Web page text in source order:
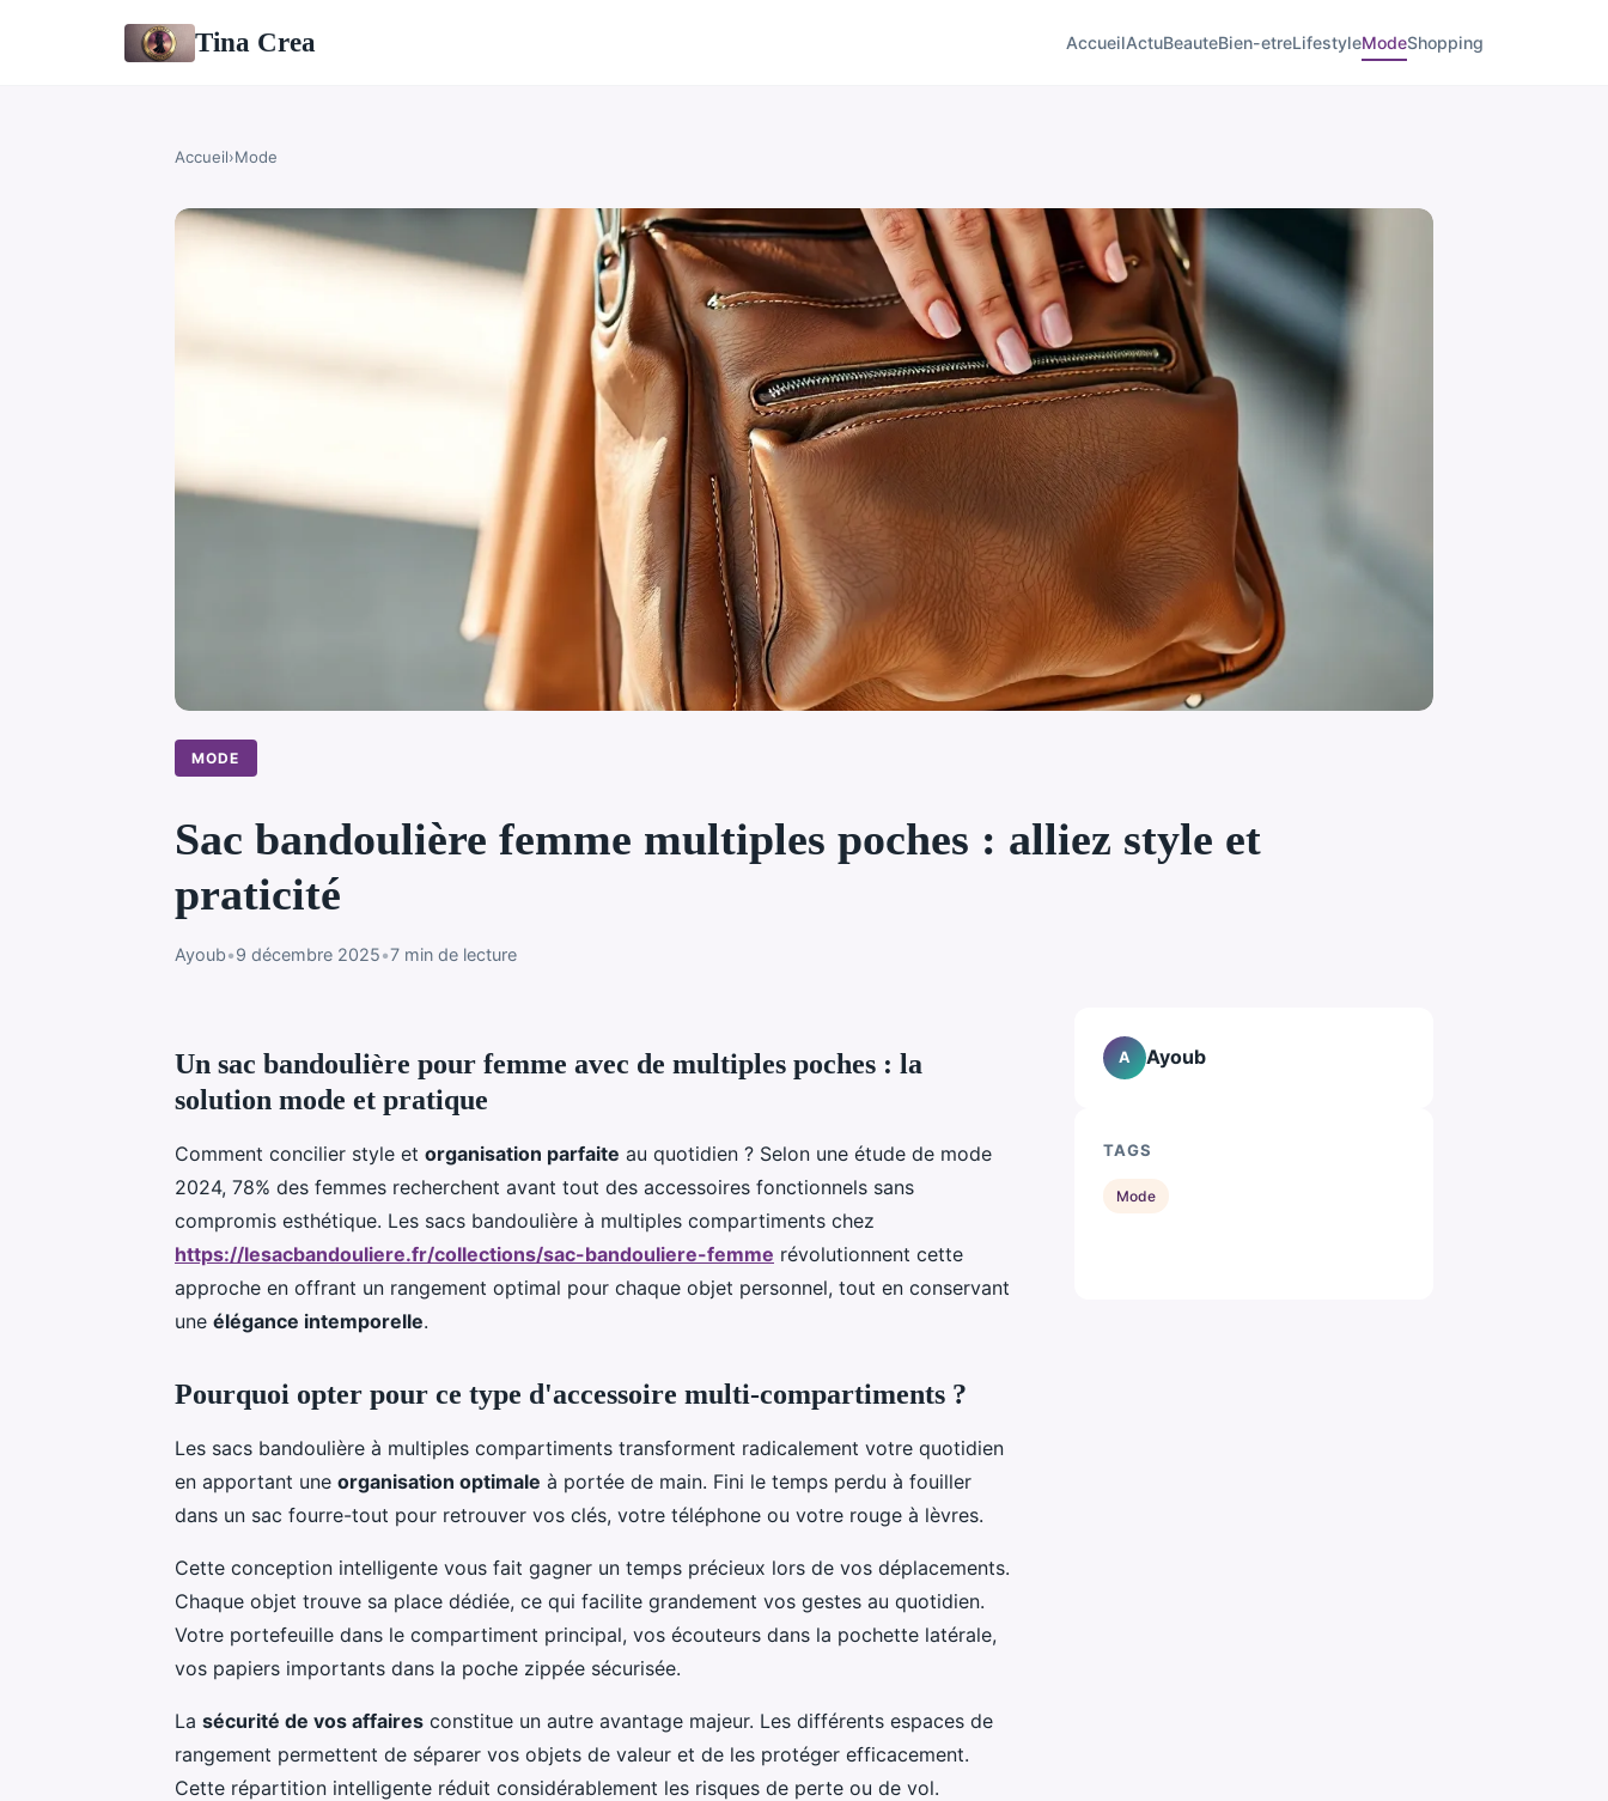
Tina Crea AccueilActuBeauteBien-etreLifestyleModeShopping
Accueil›Mode
MODE
Sac bandoulière femme multiples poches : alliez style et
praticité
Ayoub•9 décembre 2025•7 min de lecture
Un sac bandoulière pour femme avec de multiples poches : la
solution mode et pratique
Comment concilier style et organisation parfaite au quotidien ? Selon une étude de mode
2024, 78% des femmes recherchent avant tout des accessoires fonctionnels sans
compromis esthétique. Les sacs bandoulière à multiples compartiments chez
https://lesacbandouliere.fr/collections/sac-bandouliere-femme révolutionnent cette
approche en offrant un rangement optimal pour chaque objet personnel, tout en conservant
une élégance intemporelle.
Pourquoi opter pour ce type d'accessoire multi-compartiments ?
Les sacs bandoulière à multiples compartiments transforment radicalement votre quotidien
en apportant une organisation optimale à portée de main. Fini le temps perdu à fouiller
dans un sac fourre-tout pour retrouver vos clés, votre téléphone ou votre rouge à lèvres.
Cette conception intelligente vous fait gagner un temps précieux lors de vos déplacements.
Chaque objet trouve sa place dédiée, ce qui facilite grandement vos gestes au quotidien.
Votre portefeuille dans le compartiment principal, vos écouteurs dans la pochette latérale,
vos papiers importants dans la poche zippée sécurisée.
La sécurité de vos affaires constitue un autre avantage majeur. Les différents espaces de
rangement permettent de séparer vos objets de valeur et de les protéger efficacement.
Cette répartition intelligente réduit considérablement les risques de perte ou de vol.
A Ayoub
TAGS
Mode